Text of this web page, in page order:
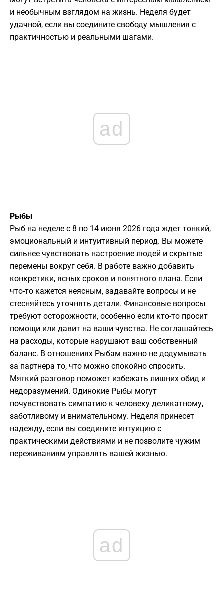
и необычным взглядом на жизнь. Неделя будет
удачной, если вы соедините свободу мышления с
практичностью и реальными шагами.
ad
Рыбы
Рыб на неделе с 8 по 14 июня 2026 года ждет тонкий,
эмоциональный и интуитивный период. Вы можете
сильнее чувствовать настроение людей и скрытые
перемены вокруг себя. В работе важно добавить
конкретики, ясных сроков и понятного плана. Если
что-то кажется неясным, задавайте вопросы и не
стесняйтесь уточнять детали. Финансовые вопросы
требуют осторожности, особенно если кто-то просит
помощи или давит на ваши чувства. Не соглашайтесь
на расходы, которые нарушают ваш собственный
баланс. В отношениях Рыбам важно не додумывать
за партнера то, что можно спокойно спросить.
Мягкий разговор поможет избежать лишних обид и
недоразумений. Одинокие Рыбы могут
почувствовать симпатию к человеку деликатному,
заботливому и внимательному. Неделя принесет
надежду, если вы соедините интуицию с
практическими действиями и не позволите чужим
переживаниям управлять вашей жизнью.
ad